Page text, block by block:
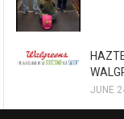
JUNE